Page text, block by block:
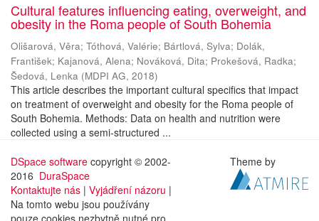
Cultural features influencing eating, overweight, and
obesity in the Roma people of South Bohemia
Olišarová, Věra; Tóthová, Valérie; Bártlová, Sylva; Dolák,
František; Kajanová, Alena; Nováková, Dita; Prokešová, Radka;
Šedová, Lenka (MDPI AG, 2018)
This article describes the important cultural specifics that impact
on treatment of overweight and obesity for the Roma people of
South Bohemia. Methods: Data on health and nutrition were
collected using a semi-structured ...
DSpace software copyright © 2002-
2016 DuraSpace
Kontaktujte nás | Vyjádření názoru |
Na tomto webu jsou používány
pouze cookies nezbytně nutné pro
Theme by